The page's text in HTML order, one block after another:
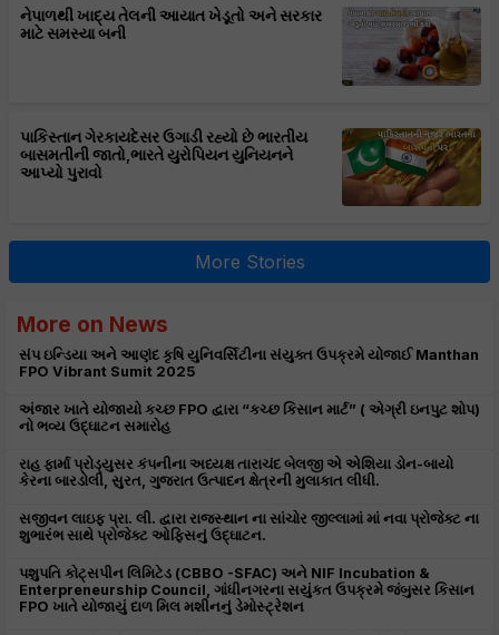
નેપાળથી ખાદ્ય તેલની આયાત ખેડૂતો અને સરકાર
માટે સમસ્યા બની
પાકિસ્તાન ગેરકાયદેસર ઉગાડી રહ્યો છે ભારતીય
બાસમતીની જાતો,ભારતે યુરોપિયન યુનિયનને
આપ્યો પુરાવો
More Stories
More on News
સંપ ઇન્ડિયા અને આણંદ કૃષિ યુનિવર્સિટીના સંયુક્ત ઉપક્રમે યોજાઈ Manthan
FPO Vibrant Sumit 2025
અંજાર ખાતે યોજાયો કચ્છ FPO દ્વારા “કચ્છ કિસાન માર્ટ” ( એગ્રી ઇનપુટ શોપ)
નો ભવ્ય ઉદ્ઘાટન સમારોહ
રાહ ફાર્મા પ્રોડ્યુસર કંપનીના અધ્યક્ષ તારાચંદ બેલજી એ એશિયા ડોન-બાયો
કેરના બારડોલી, સુરત, ગુજરાત ઉત્પાદન ક્ષેત્રની મુલાકાત લીધી.
સજીવન લાઇફ પ્રા. લી. દ્વારા રાજસ્થાન ના સાંચોર જીલ્લામાં માં નવા પ્રોજેક્ટ ના
શુભારંભ સાથે પ્રોજેક્ટ ઓફિસનું ઉદ્ઘાટન.
પશુપતિ કોટ્સપીન લિમિટેડ (CBBO -SFAC) અને NIF Incubation &
Enterpreneurship Council, ગાંધીનગરના સયુંકત ઉપક્રમે જંબુસર કિસાન
FPO ખાતે યોજાયું દાળ મિલ મશીનનું ડેમોસ્ટ્રેશન